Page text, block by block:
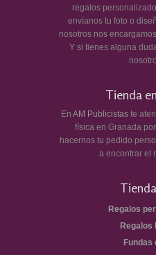
regalos
envíanos tu foto o
nosotros nos
Y si tienes alguna
Tienda
En AM Publicistas te
física en Granada
hacernos tu pedido
a encontrar el
Regalos
Regalos
Fundas